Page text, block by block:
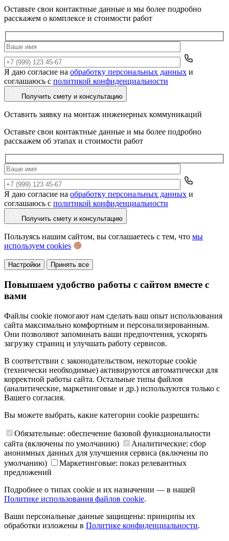
Оставьте свои контактные данные и мы более подробно
расскажем о комплексе и стоимости работ
Да
Я даю согласие на обработку персональных данных и
соглашаюсь с политикой конфиденциальности
Получить смету и консультацию
Оставить заявку на монтаж инженерных коммуникаций
Оставьте свои контактные данные и мы более подробно
расскажем об этапах и стоимости работ
Да
Я даю согласие на обработку персональных данных и
соглашаюсь с политикой конфиденциальности
Получить смету и консультацию
Пользуясь нашим сайтом, вы соглашаетесь с тем, что мы
используем cookies
Настройки Принять все
Повышаем удобство работы с сайтом вместе с
вами
Файлы cookie помогают нам сделать ваш опыт использования
сайта максимально комфортным и персонализированным.
Они позволяют запоминать ваши предпочтения, ускорять
загрузку страниц и улучшать работу сервисов.
В соответствии с законодательством, некоторые cookie
(технически необходимые) активируются автоматически для
корректной работы сайта. Остальные типы файлов
(аналитические, маркетинговые и др.) используются только с
Вашего согласия.
Вы можете выбрать, какие категории cookie разрешить:
Обязательные: обеспечение базовой функциональности
сайта (включены по умолчанию)
Аналитические: сбор
анонимных данных для улучшения сервиса (включены по
умолчанию)
Маркетинговые: показ релевантных
предложений
Подробнее о типах cookie и их назначении — в нашей
Политике использования файлов cookie.
Ваши персональные данные защищены: принципы их
обработки изложены в Политике конфиденциальности.